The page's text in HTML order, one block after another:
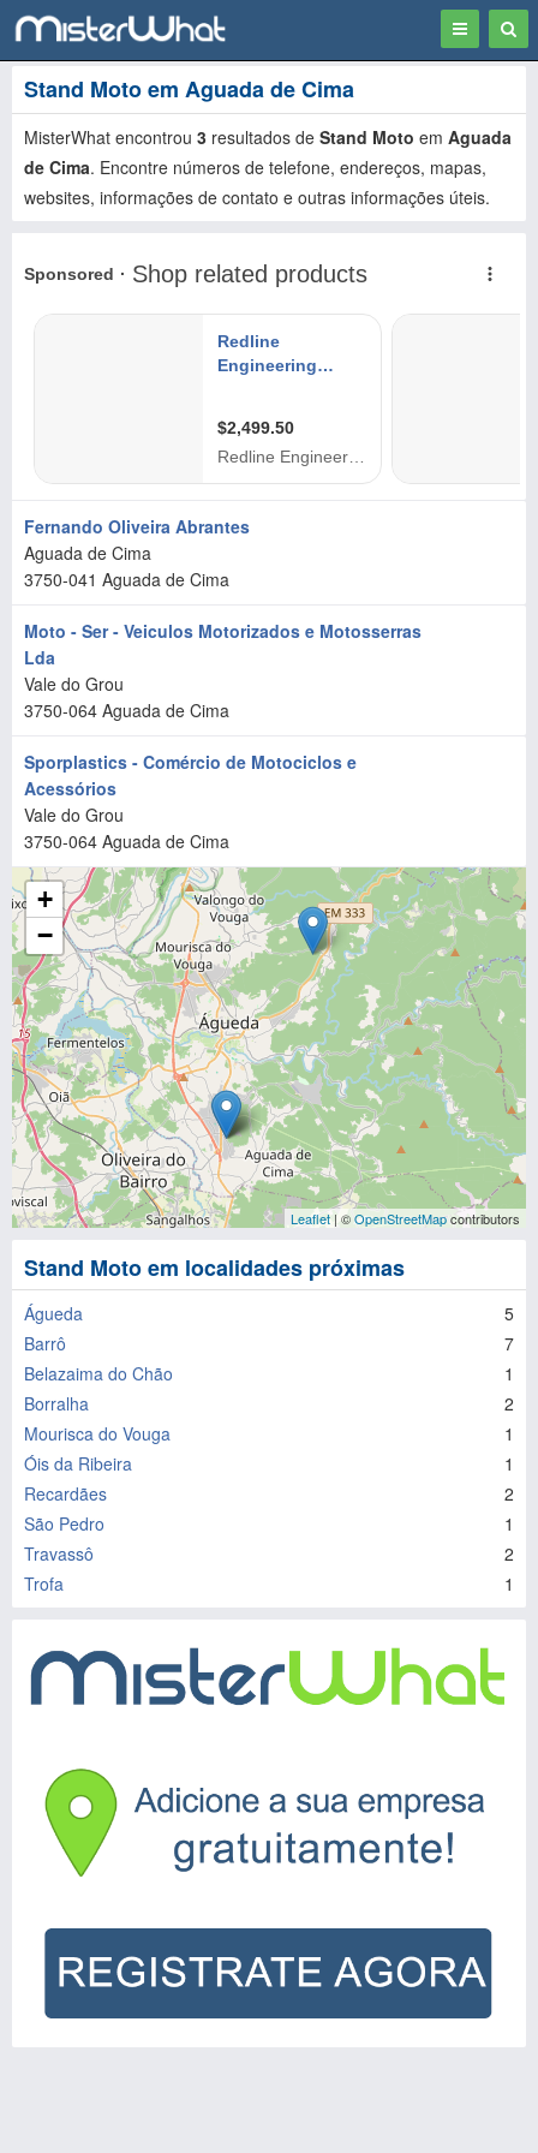
Toggle
navigation
Stand Moto em Aguada de Cima
MisterWhat encontrou 3 resultados de Stand Moto em Aguada
de Cima. Encontre números de telefone, endereços, mapas,
websites, informações de contato e outras informações úteis.
Fernando Oliveira Abrantes
Aguada de Cima
3750-041 Aguada de Cima
Moto - Ser - Veiculos Motorizados e Motosserras
Lda
Vale do Grou
3750-064 Aguada de Cima
Sporplastics - Comércio de Motociclos e
Acessórios
Vale do Grou
3750-064 Aguada de Cima
+
−
Leaflet | ©OpenStreetMapcontributors
Stand Moto em localidades próximas
Águeda
5
Barrô
7
Belazaima do Chão
1
Borralha
2
Mourisca do Vouga
1
Óis da Ribeira
1
Recardães
2
São Pedro
1
Travassô
2
Trofa
1